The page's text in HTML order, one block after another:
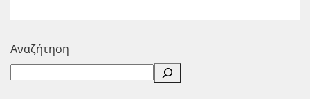
Αναζήτηση